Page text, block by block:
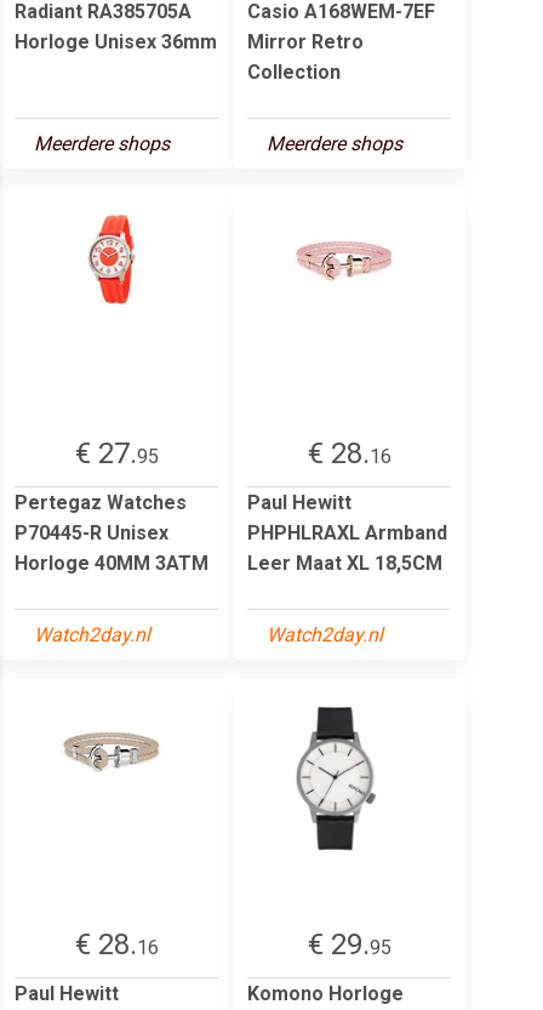
Radiant RA385705A
Horloge Unisex 36mm
Meerdere shops
Casio A168WEM-7EF
Mirror Retro
Collection
Meerdere shops
€ 27.95
Pertegaz Watches
P70445-R Unisex
Horloge 40MM 3ATM
Watch2day.nl
€ 28.16
Paul Hewitt
PHPHLRAXL Armband
Leer Maat XL 18,5CM
Watch2day.nl
€ 28.16
Paul Hewitt
€ 29.95
Komono Horloge